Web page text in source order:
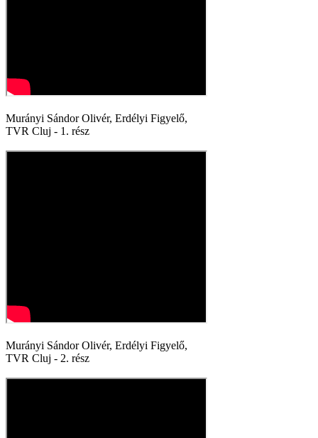
Murányi Sándor Olivér, Erdélyi Figyelő,
TVR Cluj - 1. rész
Murányi Sándor Olivér, Erdélyi Figyelő,
TVR Cluj - 2. rész